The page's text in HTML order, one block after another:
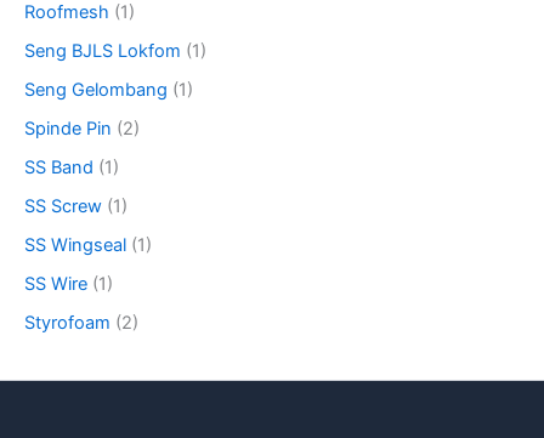
Roofmesh (1)
Seng BJLS Lokfom (1)
Seng Gelombang (1)
Spinde Pin (2)
SS Band (1)
SS Screw (1)
SS Wingseal (1)
SS Wire (1)
Styrofoam (2)